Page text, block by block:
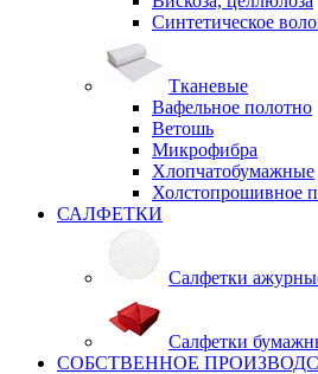
Синтетическое
Тканевые
Вафельное полотно
Ветошь
Микрофибра
Хлопчатобумажные
Холстопрошивное
САЛФЕТКИ
Салфетки
Салфетки
СОБСТВЕННОЕ